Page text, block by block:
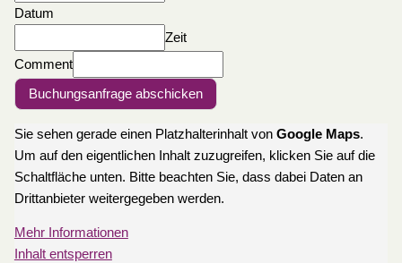
Datum
Zeit
Comment
Buchungsanfrage abschicken
Sie sehen gerade einen Platzhalterinhalt von Google Maps.
Um auf den eigentlichen Inhalt zuzugreifen, klicken Sie auf die
Schaltfläche unten. Bitte beachten Sie, dass dabei Daten an
Drittanbieter weitergegeben werden.
Mehr Informationen
Inhalt entsperren